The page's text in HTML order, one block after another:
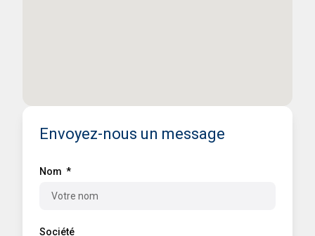
Envoyez-nous un message
Nom
Société